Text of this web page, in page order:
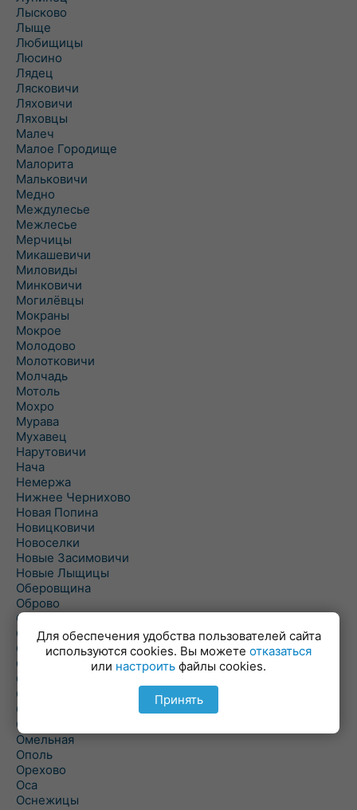
Лысково
Лыще
Любищицы
Люсино
Лядец
Лясковичи
Ляховичи
Ляховцы
Малеч
Малое Городище
Малорита
Мальковичи
Медно
Междулесье
Межлесье
Мерчицы
Микашевичи
Миловиды
Минковичи
Могилёвцы
Мокраны
Мокрое
Молодово
Молотковичи
Молчадь
Мотоль
Мохро
Мурава
Мухавец
Нарутовичи
Нача
Немержа
Нижнее Чернихово
Новая Попина
Новицковичи
Новоселки
Новые Засимовичи
Новые Лыщицы
Оберовщина
Оброво
Огаревичи
Одрижин
Оздамичи
Озяты
Олтуш
Ольманы
Ольпень
Ольшаны
Омельная
Ополь
Орехово
Оса
Оснежицы
Для обеспечения удобства пользователей сайта
используются cookies. Вы можете отказаться
или настроить файлы cookies.
Принять